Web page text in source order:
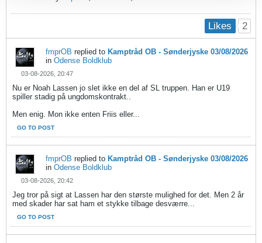
Likes 2
fmprOB replied to Kamptråd OB - Sønderjyske 03/08/2026
in Odense Boldklub
03-08-2026, 20:47
Nu er Noah Lassen jo slet ikke en del af SL truppen. Han er U19
spiller stadig på ungdomskontrakt..
Men enig. Mon ikke enten Friis eller...
GO TO POST
fmprOB replied to Kamptråd OB - Sønderjyske 03/08/2026
in Odense Boldklub
03-08-2026, 20:42
Jeg tror på sigt at Lassen har den største mulighed for det. Men 2 år
med skader har sat ham et stykke tilbage desværre...
GO TO POST